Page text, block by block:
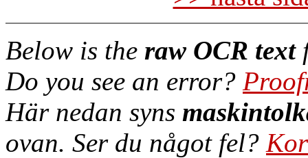
Below is the raw OCR text
Do you see an error?
Här nedan syns
ovan. Ser du något fel?